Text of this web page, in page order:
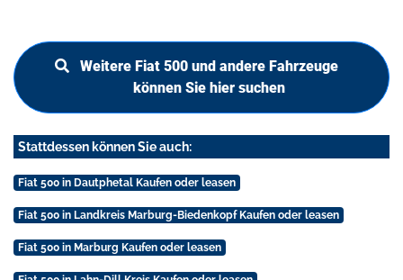
Weitere Fiat 500 und andere Fahrzeuge
können Sie hier suchen
Stattdessen können Sie auch:
Fiat 500 in Dautphetal Kaufen oder leasen
Fiat 500 in Landkreis Marburg-Biedenkopf Kaufen oder leasen
Fiat 500 in Marburg Kaufen oder leasen